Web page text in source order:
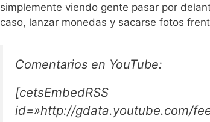
simplemente viendo gente pasar por
caso, lanzar monedas y sacarse fotos
Comentarios en YouTube:
[cetsEmbedRSS
id=»http://gdata.youtube.com/